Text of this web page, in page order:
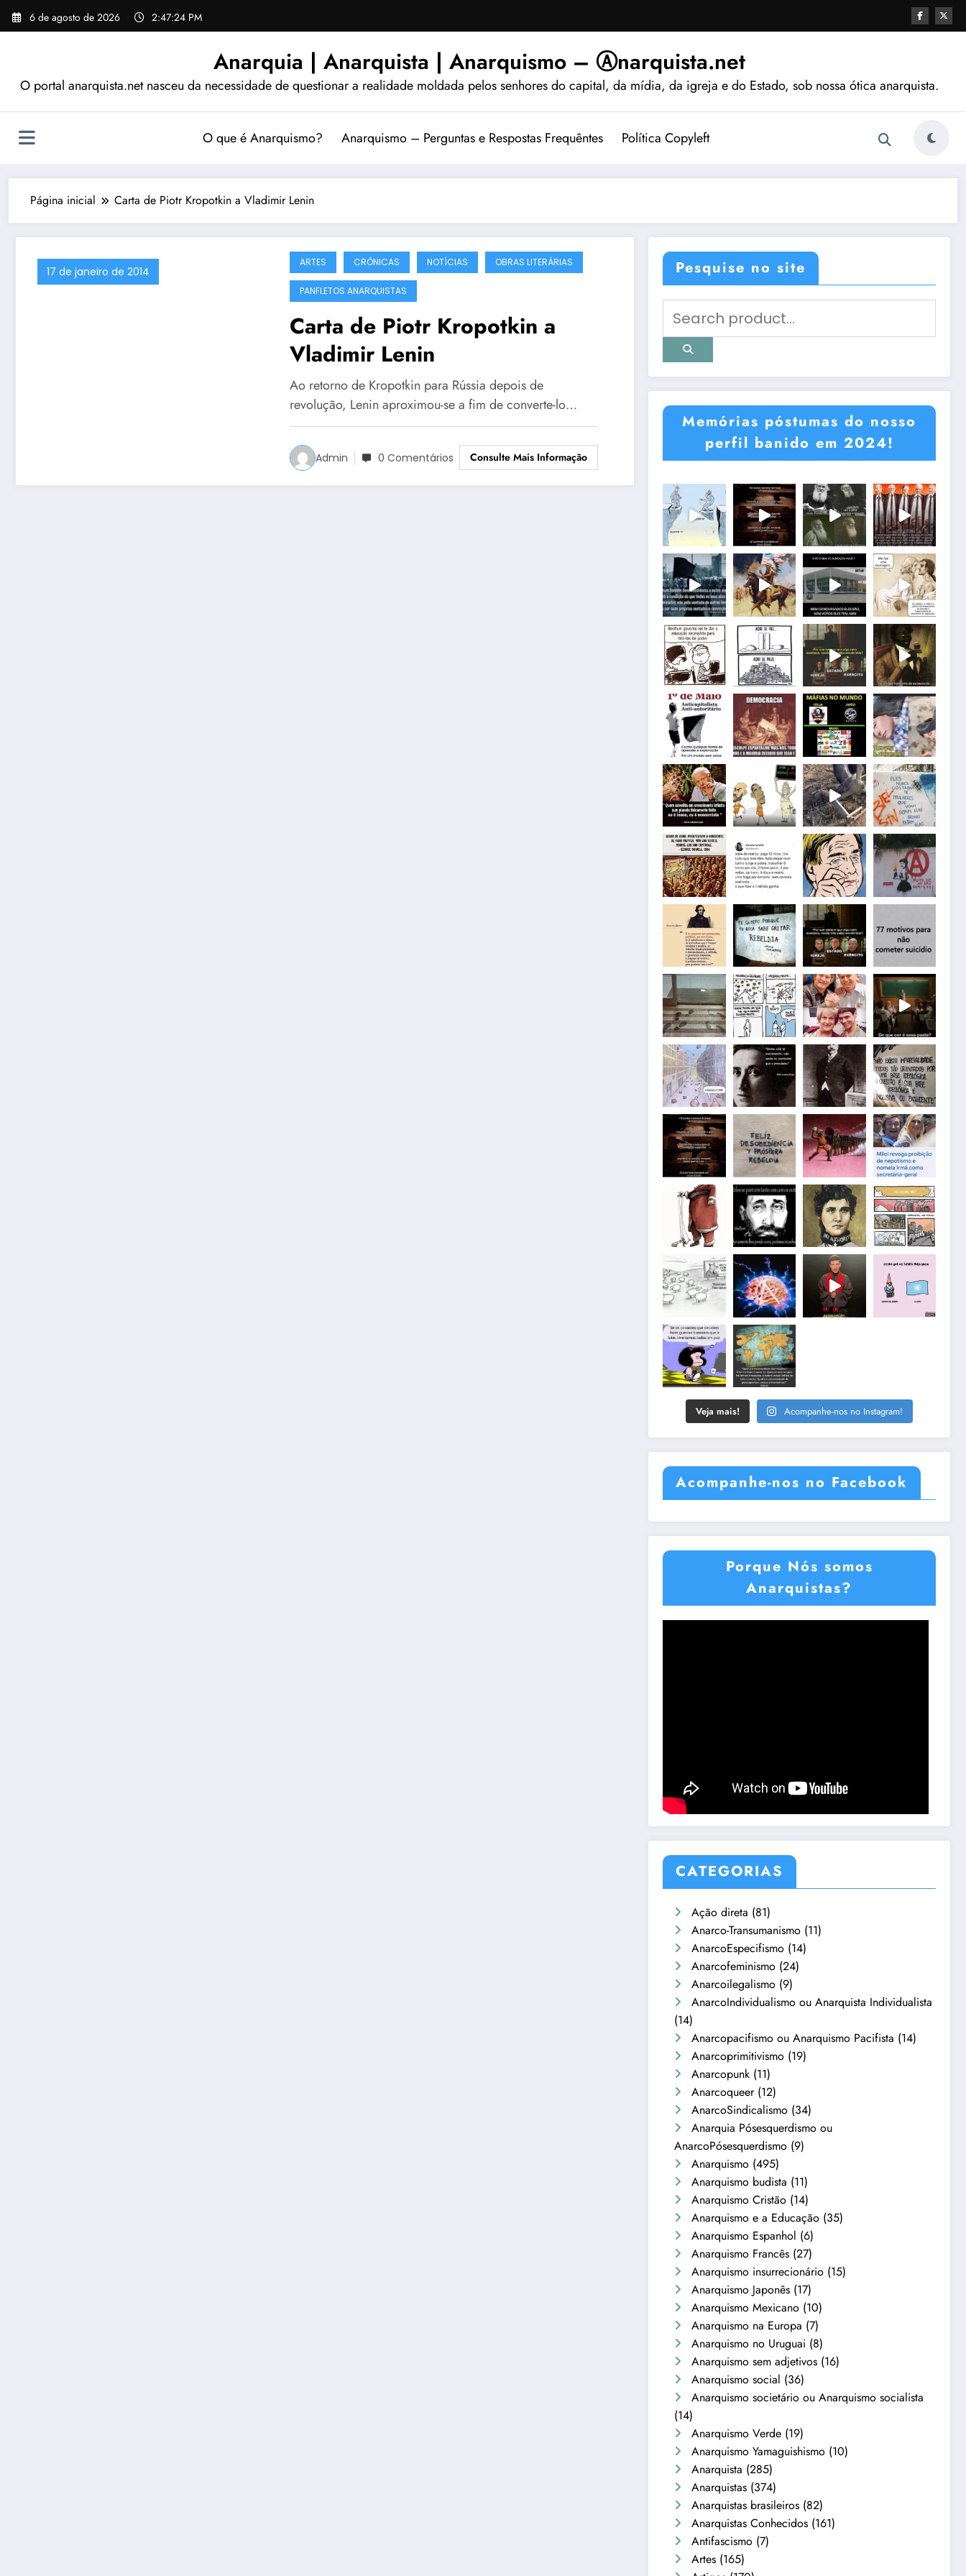
Pular
para
6 de agosto de 2026 2:47:25 PM
Anarquia | Anarquista | Anarquismo – Ⓐnarquista.net
O portal anarquista.net nasceu da necessidade de questionar a realidade moldada pelos senhores do capital, da mídia, da igreja e do Estado, sob nossa ótica anarquista.
O que é Anarquismo? Anarquismo – Perguntas e Respostas Frequêntes Política Copyleft
Página inicial Carta de Piotr Kropotkin a Vladimir Lenin
17 de janeiro de 2014
ARTES CRÔNICAS NOTÍCIAS OBRAS LITERÁRIAS
PANFLETOS ANARQUISTAS
Carta de Piotr Kropotkin a
Vladimir Lenin
Ao retorno de Kropotkin para Rússia depois de
revolução, Lenin aproximou-se a fim de converte-lo…
Admin 0 Comentários Consulte Mais Informação
Pesquise no site
Memórias póstumas do nosso
perfil banido em 2024!
Veja mais! Acompanhe-nos no Instagram!
Acompanhe-nos no Facebook
Porque Nós somos
Anarquistas?
CATEGORIAS
Ação direta (81)
Anarco-Transumanismo (11)
AnarcoEspecifismo (14)
Anarcofeminismo (24)
Anarcoilegalismo (9)
AnarcoIndividualismo ou Anarquista Individualista
(14)
Anarcopacifismo ou Anarquismo Pacifista (14)
Anarcoprimitivismo (19)
Anarcopunk (11)
Anarcoqueer(12)
AnarcoSindicalismo (34)
Anarquia Pósesquerdismo ou
AnarcoPósesquerdismo (9)
Anarquismo (495)
Anarquismo budista (11)
Anarquismo Cristão (14)
Anarquismo e a Educação (35)
Anarquismo Espanhol (6)
Anarquismo Francês (27)
Anarquismo insurrecionário (15)
Anarquismo Japonês (17)
Anarquismo Mexicano (10)
Anarquismo na Europa (7)
Anarquismo no Uruguai (8)
Anarquismo sem adjetivos (16)
Anarquismo social (36)
Anarquismo societário ou Anarquismo socialista
(14)
Anarquismo Verde (19)
Anarquismo Yamaguishismo (10)
Anarquista (285)
Anarquistas (374)
Anarquistas brasileiros (82)
Anarquistas Conhecidos (161)
Antifascismo (7)
Artes (165)